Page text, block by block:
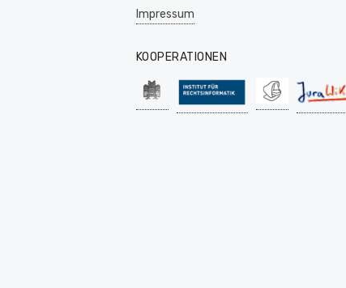
Impressum
KOOPERATIONEN